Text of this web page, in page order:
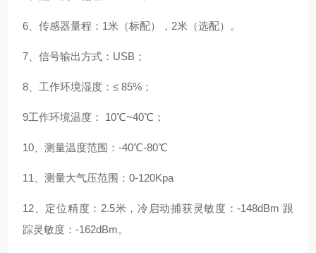
6 传感器量程： 1米（标配）， 2米（选配）。
7 信号输出方式： USB ；
8 工作环境湿度： ≤ 85% ；
9工作环境温度： 10℃~40℃ ；
10 测量温度范围： -40℃-80℃
11 测量大气压范围： 0-120Kpa
12 定位精度： 2.5米，冷启动捕获灵敏度：-148dBm 跟
踪灵敏度： -162dBm。